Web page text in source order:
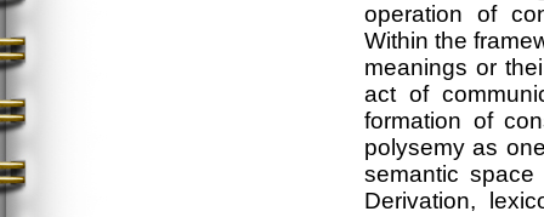
operation of
Within the
meanings or
act of
formation of
polysemy as
semantic
Derivation,